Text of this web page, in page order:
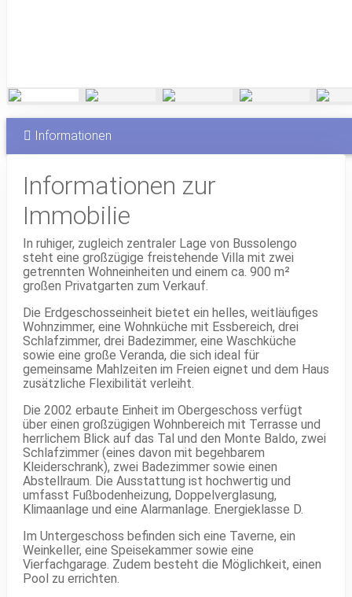
Informationen
Informationen zur
Immobilie
In ruhiger, zugleich zentraler Lage von Bussolengo
steht eine großzügige freistehende Villa mit zwei
getrennten Wohneinheiten und einem ca. 900 m²
großen Privatgarten zum Verkauf.
Die Erdgeschosseinheit bietet ein helles, weitläufiges
Wohnzimmer, eine Wohnküche mit Essbereich, drei
Schlafzimmer, drei Badezimmer, eine Waschküche
sowie eine große Veranda, die sich ideal für
gemeinsame Mahlzeiten im Freien eignet und dem Haus
zusätzliche Flexibilität verleiht.
Die 2002 erbaute Einheit im Obergeschoss verfügt
über einen großzügigen Wohnbereich mit Terrasse und
herrlichem Blick auf das Tal und den Monte Baldo, zwei
Schlafzimmer (eines davon mit begehbarem
Kleiderschrank), zwei Badezimmer sowie einen
Abstellraum. Die Ausstattung ist hochwertig und
umfasst Fußbodenheizung, Doppelverglasung,
Klimaanlage und eine Alarmanlage. Energieklasse D.
Im Untergeschoss befinden sich eine Taverne, ein
Weinkeller, eine Speisekammer sowie eine
Vierfachgarage. Zudem besteht die Möglichkeit, einen
Pool zu errichten.